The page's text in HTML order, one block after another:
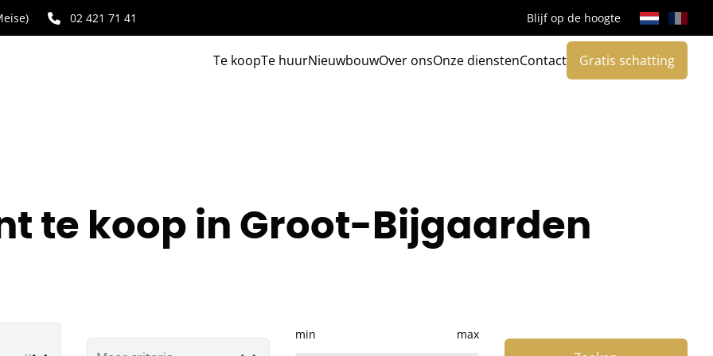
02 421 71 41 Blijf op de hoogte
Te koopTe huurNieuwbouwOver onsOnze dienstenContact Gratis schatting
te koop in Groot-Bijgaarden
min max